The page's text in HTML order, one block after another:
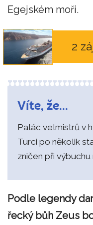
Egejském moři.
2
Víte, že...
Palác velmistrů v
Turci po několik
zničen při výbuchu
Podle legendy
řecký bůh Zeus